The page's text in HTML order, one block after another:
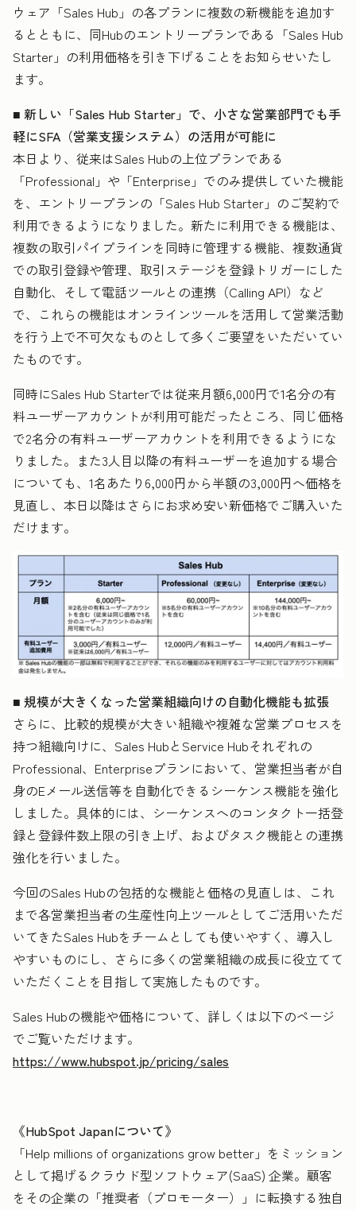
ウェア「Sales Hub」の各プランに複数の新機能を追加す
るとともに、同Hubのエントリープランである「Sales Hub
Starter」の利用価格を引き下げることをお知らせいたし
ます。
■ 新しい「Sales Hub Starter」で、小さな営業部門でも手
軽にSFA（営業支援システム）の活用が可能に
本日より、従来はSales Hubの上位プランである
「Professional」や「Enterprise」でのみ提供していた機能
を、エントリープランの「Sales Hub Starter」のご契約で
利用できるようになりました。新たに利用できる機能は、
複数の取引パイプラインを同時に管理する機能、複数通貨
での取引登録や管理、取引ステージを登録トリガーにした
自動化、そして電話ツールとの連携（Calling API）など
で、これらの機能はオンラインツールを活用して営業活動
を行う上で不可欠なものとして多くご要望をいただいてい
たものです。
同時にSales Hub Starterでは従来月額6,000円で1名分の有
料ユーザーアカウントが利用可能だったところ、同じ価格
で2名分の有料ユーザーアカウントを利用できるようにな
りました。また3人目以降の有料ユーザーを追加する場合
についても、1名あたり6,000円から半額の3,000円へ価格を
見直し、本日以降はさらにお求め安い新価格でご購入いた
だけます。
■ 規模が大きくなった営業組織向けの自動化機能も拡張
さらに、比較的規模が大きい組織や複雑な営業プロセスを
持つ組織向けに、Sales HubとService Hubそれぞれの
Professional、Enterpriseプランにおいて、営業担当者が自
身のEメール送信等を自動化できるシーケンス機能を強化
しました。具体的には、シーケンスへのコンタクト一括登
録と登録件数上限の引き上げ、およびタスク機能との連携
強化を行いました。
今回のSales Hubの包括的な機能と価格の見直しは、これ
まで各営業担当者の生産性向上ツールとしてご活用いただ
いてきたSales Hubをチームとしても使いやすく、導入し
やすいものにし、さらに多くの営業組織の成長に役立てて
いただくことを目指して実施したものです。
Sales Hubの機能や価格について、詳しくは以下のページ
でご覧いただけます。
https://www.hubspot.jp/pricing/sales
《HubSpot Japanについて》
「Help millions of organizations grow better」をミッション
として掲げるクラウド型ソフトウェア(SaaS) 企業。顧客
をその企業の「推奨者（プロモーター）」に転換する独自